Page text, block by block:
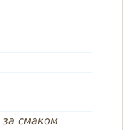
за смаком